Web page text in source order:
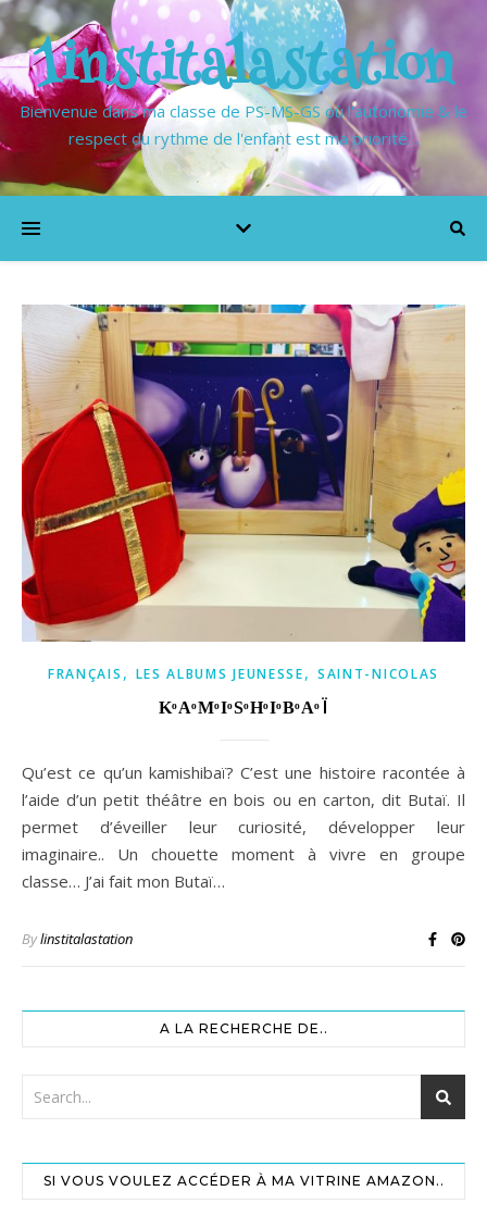
1institalastation
Bienvenue dans ma classe de PS-MS-GS où l'autonomie & le
respect du rythme de l'enfant est ma priorité…
FRANÇAIS , LES ALBUMS JEUNESSE, SAINT-NICOLAS
KͦAͦMͦIͦSͦHͦIͦBͦAͦÏ
Qu’est ce qu’un kamishibaï? C’est une histoire racontée à
l’aide d’un petit théâtre en bois ou en carton, dit Butaï. Il
permet d’éveiller leur curiosité, développer leur
imaginaire.. Un chouette moment à vivre en groupe
classe… J’ai fait mon Butaï…
Bylinstitalastation
A LA RECHERCHE DE..
SI VOUS VOULEZ ACCÉDER À MA VITRINE AMAZON..